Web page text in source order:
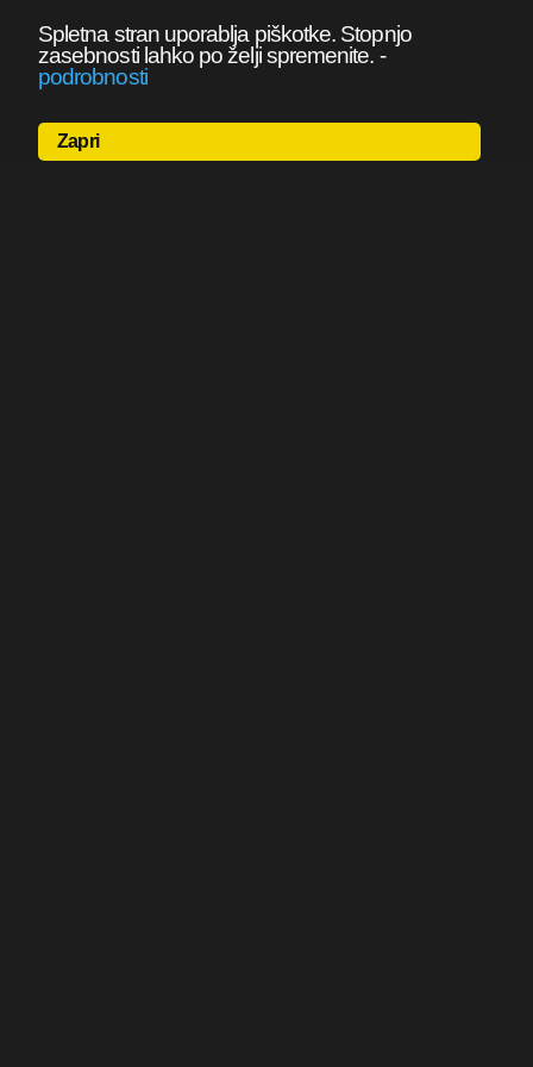
Spletna stran uporablja piškotke. Stopnjo
zasebnosti lahko po želji spremenite. -
podrobnosti
Zapri